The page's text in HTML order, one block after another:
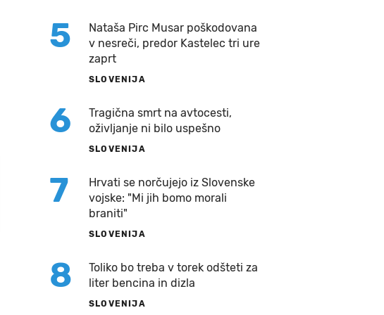
5
Nataša Pirc Musar poškodovana
v nesreči, predor Kastelec tri ure
zaprt
SLOVENIJA
6
Tragična smrt na avtocesti,
oživljanje ni bilo uspešno
SLOVENIJA
7
Hrvati se norčujejo iz Slovenske
vojske: "Mi jih bomo morali
braniti"
SLOVENIJA
8
Toliko bo treba v torek odšteti za
liter bencina in dizla
SLOVENIJA